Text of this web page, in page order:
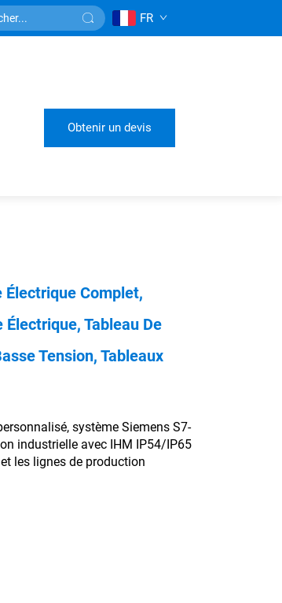
FR
Obtenir un devis
Électrique Complet,
Tableau De
Tension, Tableaux
système Siemens S7-
industrielle avec IHM IP54/IP65
les lignes de production